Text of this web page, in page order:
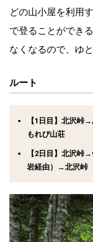
どの山小屋を利用
で登ることができ
なくなるので、ゆ
ルート
【1日目】北沢
もれび山荘
【2日目】北沢
岩経由）→北沢峠